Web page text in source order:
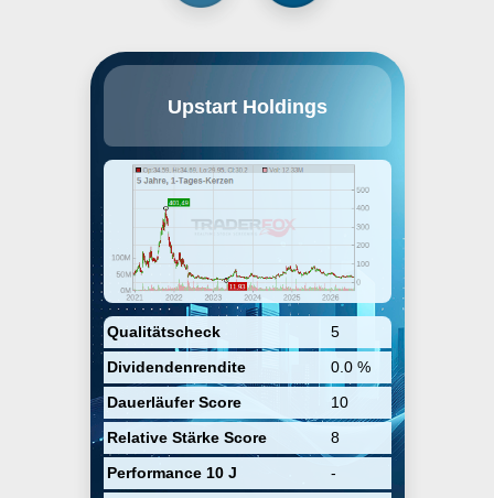
Upstart Holdings
Qualitätscheck
5
Dividendenrendite
0.0 %
Dauerläufer Score
10
Relative Stärke Score
8
Performance 10 J
-
führende KI-Plattform zur online
arbeitet mit Banken und
Kreditgenossenschaften
zusammen um den Zugang zu
Konditionen zu erweitern. Für
Kreditinstitute reduziert die
Plattform die Ausfallraten bei
verbesserten
Bonitätsbewertungen.
Kreditnehmer erhalten über die
digitalisierte Kreditvergabe eine
schnelle und automatisierte
Bewilligung der Darlehen. Das
2012 gegründete Unternehmen hat
Niederlassungen in San Mateo,
Kalifornien und Columbus, Ohio.